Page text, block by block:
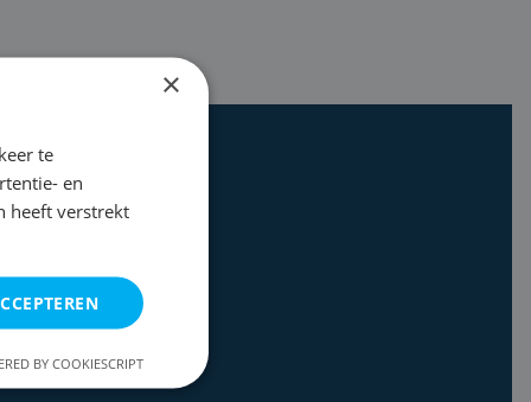
×
te
en
heeft verstrekt
BY COOKIESCRIPT